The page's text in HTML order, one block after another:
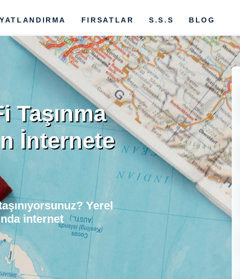
FIRSATLAR S.S.S BLOG
Taşınma
İnternete
Yerel
internet